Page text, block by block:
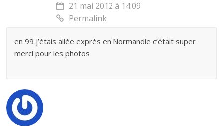
21 mai 2012 à 14:09
Permalink
en 99 j’étais allée exprès en Normandie c’était super
merci pour les photos